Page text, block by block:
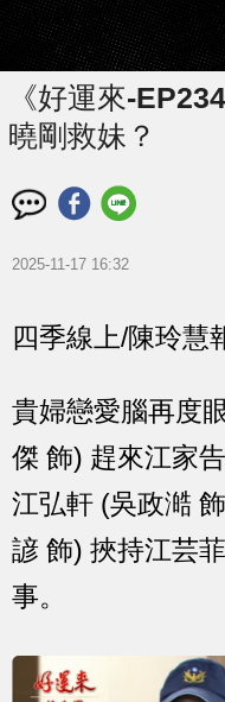
《好運來-
曉剛救妹？
2025-11-17 16:32
四季線上/陳玲慧
貴婦戀愛腦再度
傑 飾) 趕來江家
江弘軒 (吳政澔
諺 飾) 挾持江芸
事。